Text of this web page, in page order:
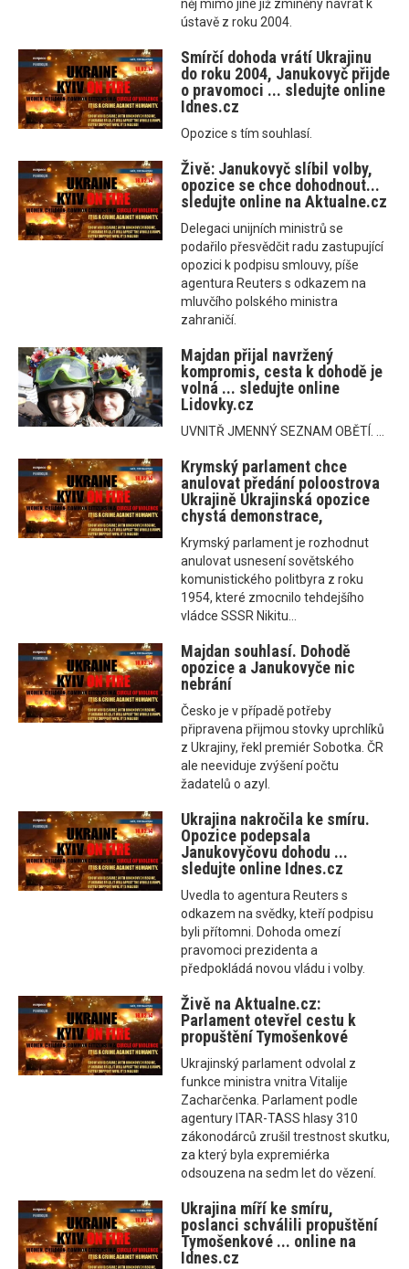
něj mimo jiné již zmíněný návrat k
ústavě z roku 2004.
Smírčí dohoda vrátí Ukrajinu
do roku 2004, Janukovyč přijde
o pravomoci ... sledujte online
Idnes.cz
Opozice s tím souhlasí.
Živě: Janukovyč slíbil volby,
opozice se chce dohodnout...
sledujte online na Aktualne.cz
Delegaci unijních ministrů se
podařilo přesvědčit radu zastupující
opozici k podpisu smlouvy, píše
agentura Reuters s odkazem na
mluvčího polského ministra
zahraničí.
Majdan přijal navržený
kompromis, cesta k dohodě je
volná ... sledujte online
Lidovky.cz
UVNITŘ JMENNÝ SEZNAM OBĚTÍ. ...
Krymský parlament chce
anulovat předání poloostrova
Ukrajině Ukrajinská opozice
chystá demonstrace,
Krymský parlament je rozhodnut
anulovat usnesení sovětského
komunistického politbyra z roku
1954, které zmocnilo tehdejšího
vládce SSSR Nikitu...
Majdan souhlasí. Dohodě
opozice a Janukovyče nic
nebrání
Česko je v případě potřeby
připravena přijmou stovky uprchlíků
z Ukrajiny, řekl premiér Sobotka. ČR
ale neeviduje zvýšení počtu
žadatelů o azyl.
Ukrajina nakročila ke smíru.
Opozice podepsala
Janukovyčovu dohodu ...
sledujte online Idnes.cz
Uvedla to agentura Reuters s
odkazem na svědky, kteří podpisu
byli přítomni. Dohoda omezí
pravomoci prezidenta a
předpokládá novou vládu i volby.
Živě na Aktualne.cz:
Parlament otevřel cestu k
propuštění Tymošenkové
Ukrajinský parlament odvolal z
funkce ministra vnitra Vitalije
Zacharčenka. Parlament podle
agentury ITAR-TASS hlasy 310
zákonodárců zrušil trestnost skutku,
za který byla expremiérka
odsouzena na sedm let do vězení.
Ukrajina míří ke smíru,
poslanci schválili propuštění
Tymošenkové ... online na
Idnes.cz